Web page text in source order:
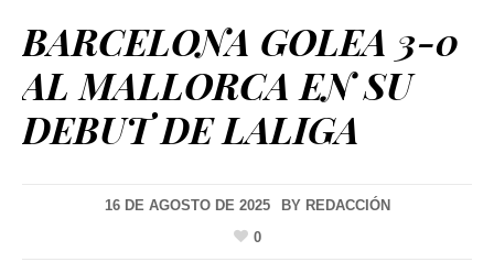
BARCELONA GOLEA 3-0
AL MALLORCA EN SU
DEBUT DE LALIGA
16 DE AGOSTO DE 2025 BY REDACCIÓN
0